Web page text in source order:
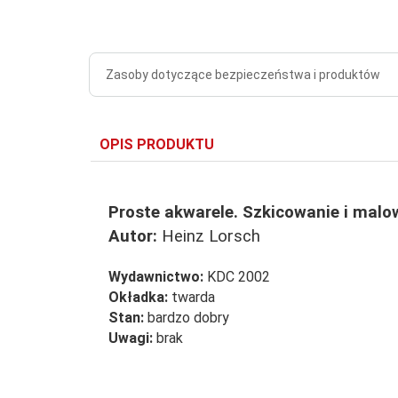
Zasoby dotyczące bezpieczeństwa i produktów
OPIS PRODUKTU
Proste akwarele. Szkicowanie i
Autor: Heinz Lorsch
Wydawnictwo: KDC 2002
Okładka: twarda
Stan: bardzo dobry
Uwagi: brak